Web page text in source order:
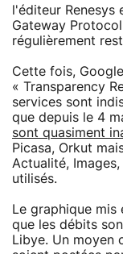
l'éditeur
Gateway
régulièrement
Cette fois,
« Transparency
services sont
que depuis le 4
sont quasiment
Picasa, Orkut
Actualité,
utilisés.
Le graphique
que les débits
Libye. Un moyen